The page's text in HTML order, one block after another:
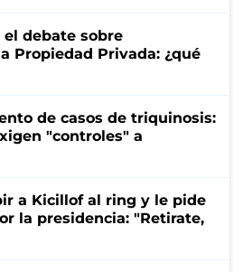
el debate sobre
Propiedad Privada: ¿qué
de casos de triquinosis:
"controles" a
a Kicillof al ring y le pide
la presidencia: "Retirate,